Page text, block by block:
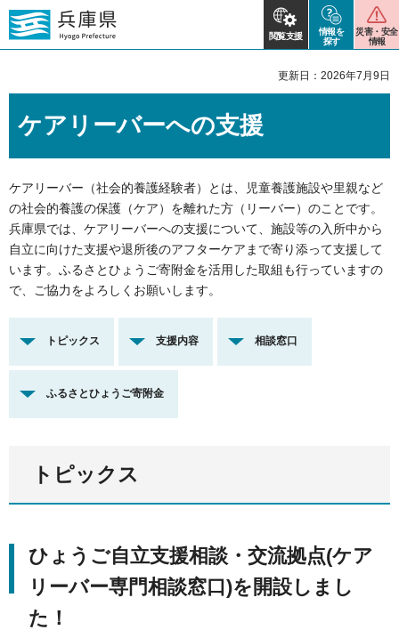
閲覧支援
情報を
探す
災害・安全
情報
更新日：2026年7月9日
ケアリーバーへの支援
ケアリーバー（社会的養護経験者）とは、児童養護施設や里親など
の社会的養護の保護（ケア）を離れた方（リーバー）のことです。
兵庫県では、ケアリーバーへの支援について、施設等の入所中から
自立に向けた支援や退所後のアフターケアまで寄り添って支援して
います。ふるさとひょうご寄附金を活用した取組も行っていますの
で、ご協力をよろしくお願いします。
トピックス 支援内容 相談窓口
ふるさとひょうご寄附金
トピックス
ひょうご自立支援相談・交流拠点(ケア
リーバー専門相談窓口)を開設しまし
た！